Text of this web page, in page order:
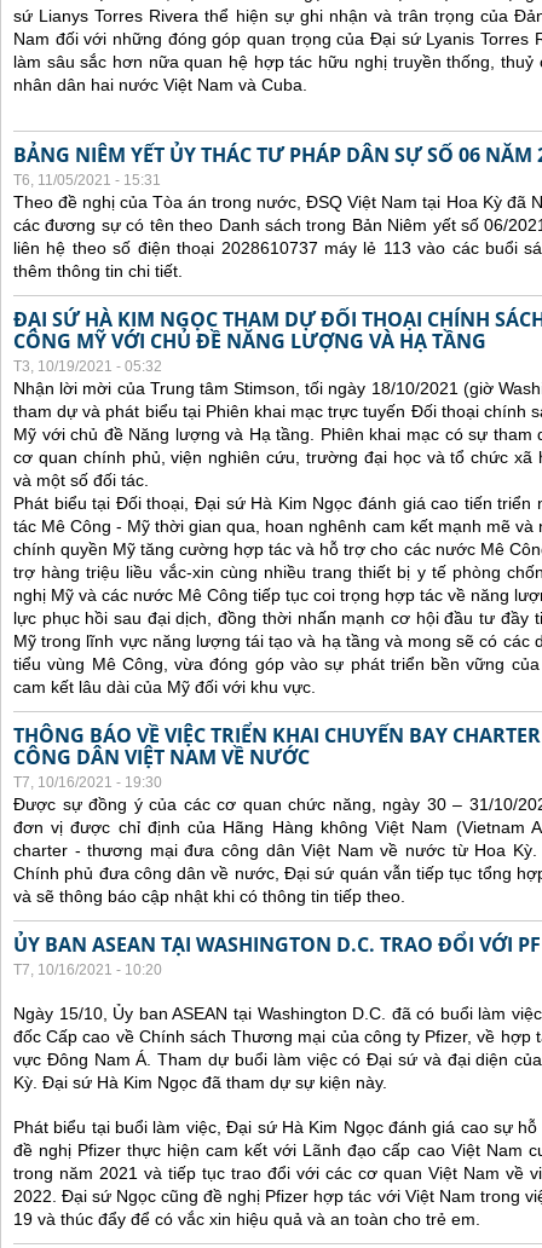
sứ Lianys Torres Rivera thể hiện sự ghi nhận và trân trọng của
Nam đối với những đóng góp quan trọng của Đại sứ Lyanis Torres
làm sâu sắc hơn nữa quan hệ hợp tác hữu nghị truyền thống,
nhân dân hai nước Việt Nam và Cuba.
BẢNG NIÊM YẾT ỦY THÁC TƯ PHÁP DÂN SỰ SỐ 06 NĂM
T6, 11/05/2021 - 15:31
Theo đề nghị của Tòa án trong nước, ĐSQ Việt Nam tại Hoa Kỳ đã
các đương sự có tên theo Danh sách trong Bản Niêm yết số 06/
liên hệ theo số điện thoại 2028610737 máy lẻ 113 vào các buổi
thêm thông tin chi tiết.
ĐẠI SỨ HÀ KIM NGỌC THAM DỰ ĐỐI THOẠI CHÍNH
CÔNG MỸ VỚI CHỦ ĐỀ NĂNG LƯỢNG VÀ HẠ TẦNG
T3, 10/19/2021 - 05:32
Nhận lời mời của Trung tâm Stimson, tối ngày 18/10/2021 (giờ
tham dự và phát biểu tại Phiên khai mạc trực tuyến Đối thoại chính
Mỹ với chủ đề Năng lượng và Hạ tầng. Phiên khai mạc có sự
cơ quan chính phủ, viện nghiên cứu, trường đại học và tổ chức xã
và một số đối tác.
Phát biểu tại Đối thoại, Đại sứ Hà Kim Ngọc đánh giá cao tiến triển
tác Mê Công - Mỹ thời gian qua, hoan nghênh cam kết mạnh mẽ
chính quyền Mỹ tăng cường hợp tác và hỗ trợ cho các nước Mê
trợ hàng triệu liều vắc-xin cùng nhiều trang thiết bị y tế phòng
nghị Mỹ và các nước Mê Công tiếp tục coi trọng hợp tác về năng
lực phục hồi sau đại dịch, đồng thời nhấn mạnh cơ hội đầu tư đầy
Mỹ trong lĩnh vực năng lượng tái tạo và hạ tầng và mong sẽ có các
tiểu vùng Mê Công, vừa đóng góp vào sự phát triển bền vững
cam kết lâu dài của Mỹ đối với khu vực.
THÔNG BÁO VỀ VIỆC TRIỂN KHAI CHUYẾN BAY
CÔNG DÂN VIỆT NAM VỀ NƯỚC
T7, 10/16/2021 - 19:30
Được sự đồng ý của các cơ quan chức năng, ngày 30 – 31/10/
đơn vị được chỉ định của Hãng Hàng không Việt Nam (Vietnam
charter - thương mại đưa công dân Việt Nam về nước từ Hoa
Chính phủ đưa công dân về nước, Đại sứ quán vẫn tiếp tục tổng
và sẽ thông báo cập nhật khi có thông tin tiếp theo.
ỦY BAN ASEAN TẠI WASHINGTON D.C. TRAO ĐỔI VỚI
T7, 10/16/2021 - 10:20
Ngày 15/10, Ủy ban ASEAN tại Washington D.C. đã có buổi làm
đốc Cấp cao về Chính sách Thương mại của công ty Pfizer, về hợp
vực Đông Nam Á. Tham dự buổi làm việc có Đại sứ và đại diện
Kỳ. Đại sứ Hà Kim Ngọc đã tham dự sự kiện này.
Phát biểu tại buổi làm việc, Đại sứ Hà Kim Ngọc đánh giá cao sự
đề nghị Pfizer thực hiện cam kết với Lãnh đạo cấp cao Việt Nam
trong năm 2021 và tiếp tục trao đổi với các cơ quan Việt Nam về
2022. Đại sứ Ngọc cũng đề nghị Pfizer hợp tác với Việt Nam trong
19 và thúc đẩy để có vắc xin hiệu quả và an toàn cho trẻ em.